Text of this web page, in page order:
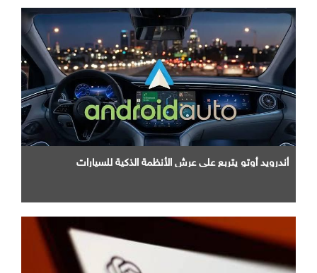
أندرويد أوتو يتربع علي عرش الأنظمة الذكية للسيارات